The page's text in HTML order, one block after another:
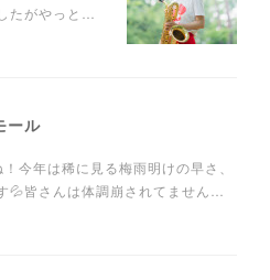
たがやっと…
ール
今年は稀に見る梅雨明けの早さ、
💦皆さんは体調崩されてません…